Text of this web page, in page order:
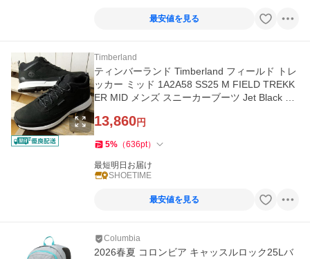
最安値を見る
Timberland
ティンバーランド Timberland フィールド トレ
ッカー ミッド 1A2A58 SS25 M FIELD TREKK
ER MID メンズ スニーカーブーツ Jet Black 正
13,860円
5% （636pt）
最短明日お届け
SHOETIME
最安値を見る
Columbia
2026春夏 コロンビア キャッスルロック25Lバ